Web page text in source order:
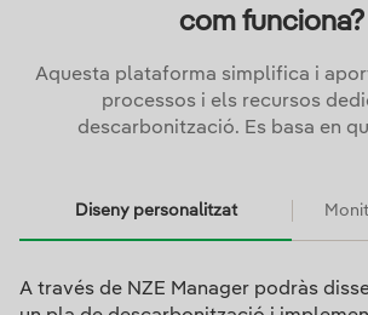
com funciona?
Aquesta plataforma simplifica i
processos i els recursos
descarbonització. Es basa en
Diseny personalitzat
Diseny personalitzat
A través de NZE Manager podràs